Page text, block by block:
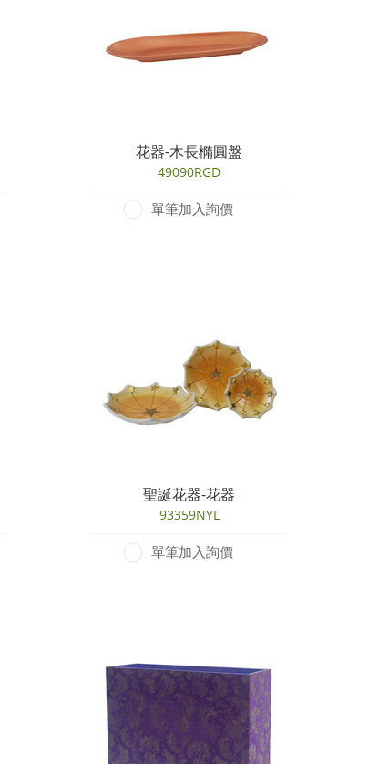
花器-木長橢圓盤
49090RGD
單筆加入詢價
聖誕花器-花器
93359NYL
單筆加入詢價